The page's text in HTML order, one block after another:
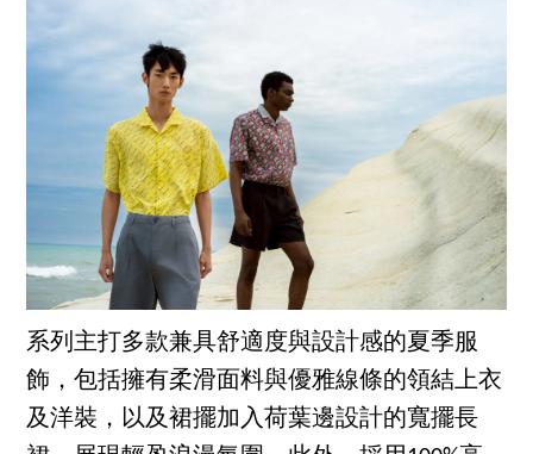
系列主打多款兼具舒適度與設計感的夏季服
飾，包括擁有柔滑面料與優雅線條的領結上衣
及洋裝，以及裙擺加入荷葉邊設計的寬擺長